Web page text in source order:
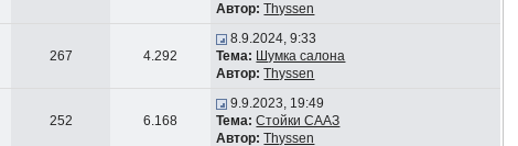
Автор: Thyssen
267 4.292
8.9.2024, 9:33
Тема: Шумка салона
Автор: Thyssen
252 6.168
9.9.2023, 19:49
Тема: Стойки СААЗ
Автор: Thyssen